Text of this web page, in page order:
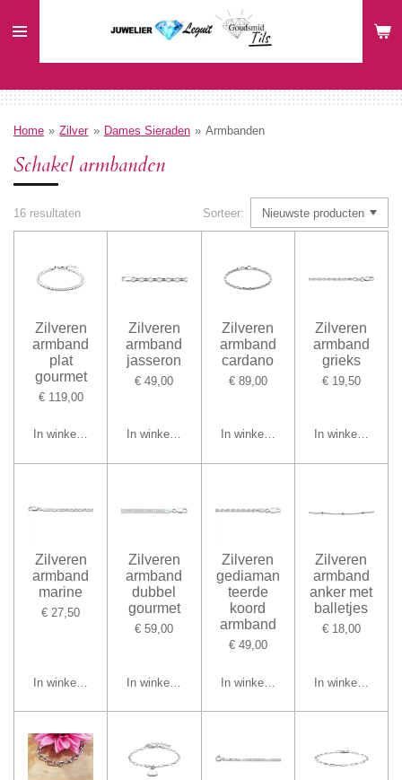
direct
hoofdinhoud
Home » Zilver » Dames Sieraden » Armbanden
Schakel armbanden
16 resultaten Sorteer:
Zilveren
armband
plat
gourmet
€ 119,00
In winkelwagen
Zilveren
armband
jasseron
€ 49,00
In winkelwagen
Zilveren
armband
cardano
€ 89,00
In winkelwagen
Zilveren
armband
grieks
€ 19,50
In winkelwagen
Zilveren
armband
marine
€ 27,50
In winkelwagen
Zilveren
armband
dubbel
gourmet
€ 59,00
In winkelwagen
Zilveren
gediaman
teerde
koord
armband
€ 49,00
In winkelwagen
Zilveren
armband
anker met
balletjes
€ 18,00
In winkelwagen